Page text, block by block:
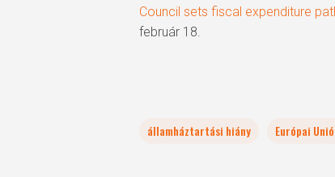
Council sets fiscal expenditure
február 18.
államháztartási hiány Európai